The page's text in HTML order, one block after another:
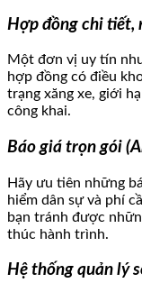
Hợp đồng chi tiết,
Một đơn vị uy tín
hợp đồng có điều
trạng xăng xe, giới
công khai.
Báo giá trọn gói
Hãy ưu tiên những
hiểm dân sự và phí
bạn tránh được
thúc hành trình.
Hệ thống quản lý